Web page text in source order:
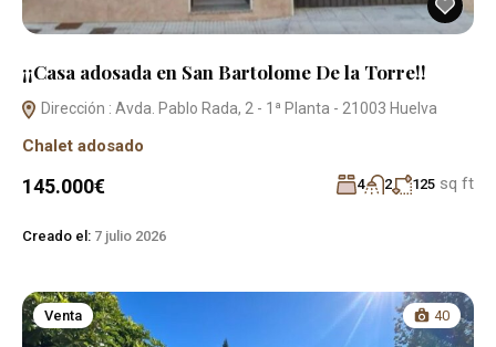
¡¡Casa adosada en San Bartolome De la Torre!!
Dirección : Avda. Pablo Rada, 2 - 1ª Planta - 21003 Huelva
Chalet adosado
145.000€ 4 2 125 sq ft
Creado el: 7 julio 2026
Venta 40